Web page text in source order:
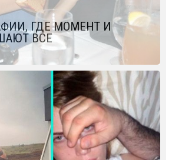
ГДЕ МОМЕНТ И
ВСЕ